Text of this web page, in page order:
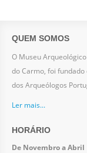
QUEM SOMOS
O Museu
do Carmo, foi
dos Arqueólogos
Ler mais...
HORÁRIO
De Novembro a Abril